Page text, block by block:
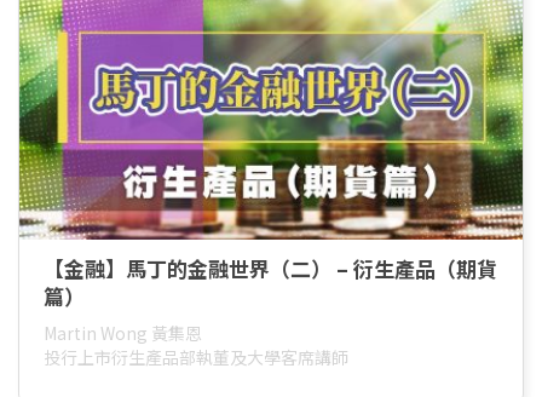
【金融】馬丁的金融世界（二） – 衍生產品（期貨
篇）
Martin Wong 黃集恩
投行上市衍生產品部執董及大學客席講師